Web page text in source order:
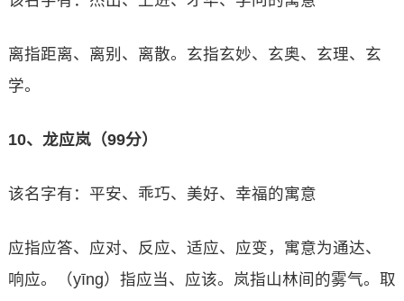
离指距离、离别、离散。玄指玄妙、玄奥、玄理、玄
学。
10、龙应岚（99分）
该名字有：平安、乖巧、美好、幸福的寓意
应指应答、应对、反应、适应、应变，寓意为通达、
响应。（yīng）指应当、应该。岚指山林间的雾气。取